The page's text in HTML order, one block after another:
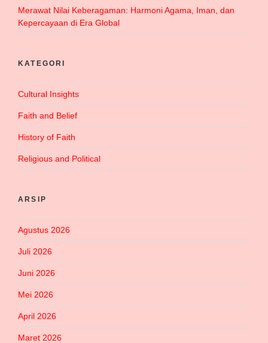
Merawat Nilai Keberagaman: Harmoni Agama, Iman, dan
Kepercayaan di Era Global
KATEGORI
Cultural Insights
Faith and Belief
History of Faith
Religious and Political
ARSIP
Agustus 2026
Juli 2026
Juni 2026
Mei 2026
April 2026
Maret 2026